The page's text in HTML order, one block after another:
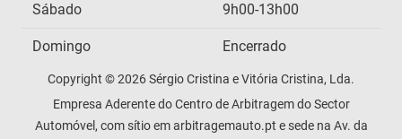
Sábado 9h00-13h00
Domingo Encerrado
Copyright © 2026 Sérgio Cristina e Vitória Cristina, Lda.
Empresa Aderente do Centro de Arbitragem do Sector
Automóvel, com sítio em arbitragemauto.pt e sede na Av. da